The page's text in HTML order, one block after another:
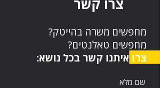
צרו קשר
מחפשים משרה בהייטק?
מחפשים טאלנטים?
צרו איתנו קשר בכל נושא:
שם מלא